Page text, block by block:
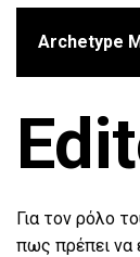
Archetype
Για τον ρόλο
πως πρέπει να